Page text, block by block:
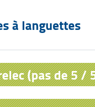
à languettes
(pas de 5